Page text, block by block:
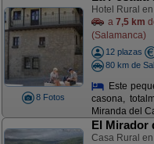
8 Fotos
Hotel Rural en
a 7,5 km
(Salamanca)
12 plazas
80 km de
Este
casona,
Miranda del
El Mirador
Casa Rural en